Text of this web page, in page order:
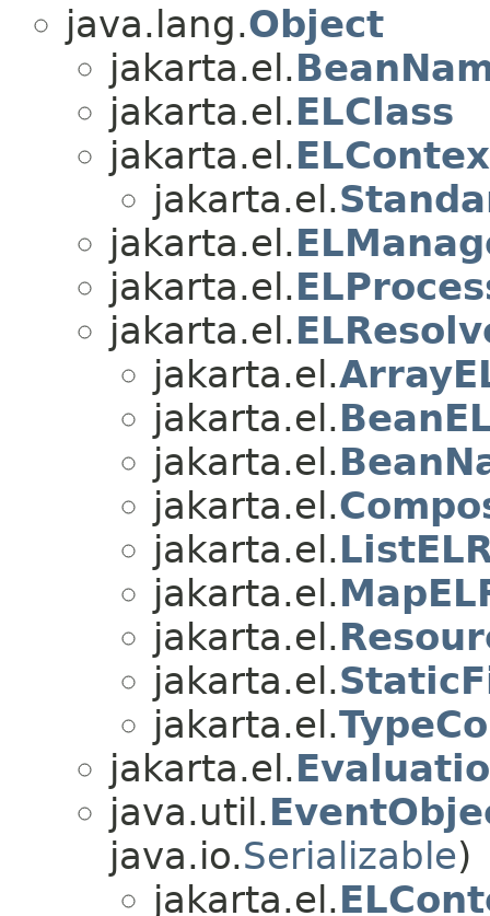
java.lang.Object
jakarta.el.
jakarta.el.ELClass
jakarta.el.
jakarta.el.
jakarta.el.
jakarta.el.
jakarta.el.
jakarta.el.
jakarta.el.
jakarta.el.
jakarta.el.
jakarta.el.
jakarta.el.
jakarta.el.
jakarta.el.
jakarta.el.
jakarta.el.
java.util.
java.io.Serializable)
jakarta.el.